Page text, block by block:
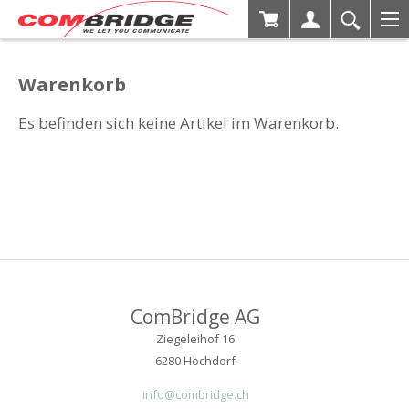
Warenkorb
Es befinden sich keine Artikel im Warenkorb.
ComBridge AG
Ziegeleihof 16
6280 Hochdorf
info@combridge.ch